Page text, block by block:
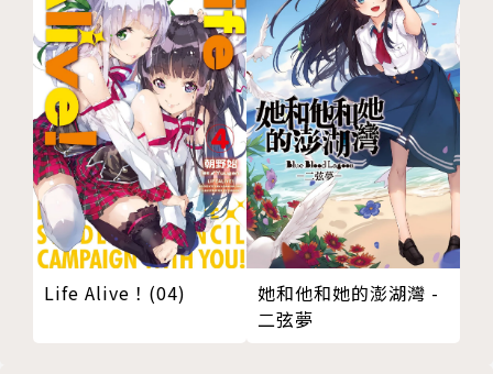
Life Alive！(04)
她和他和她的澎湖灣 -
二弦夢